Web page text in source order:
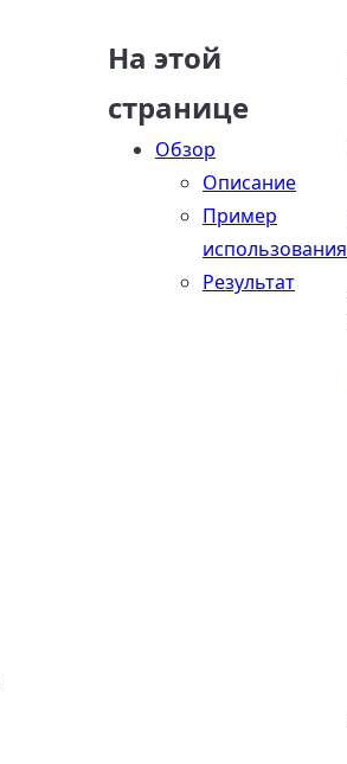
На этой
странице
Обзор
Описание
Пример
использования
Результат